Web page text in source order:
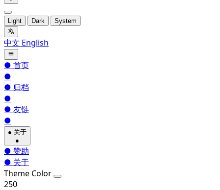
Light Dark System
中文 English
● 首页
●
● 归档
●
● 友链
●
● 关于
●
● 赞助
● 关于
Theme Color
250